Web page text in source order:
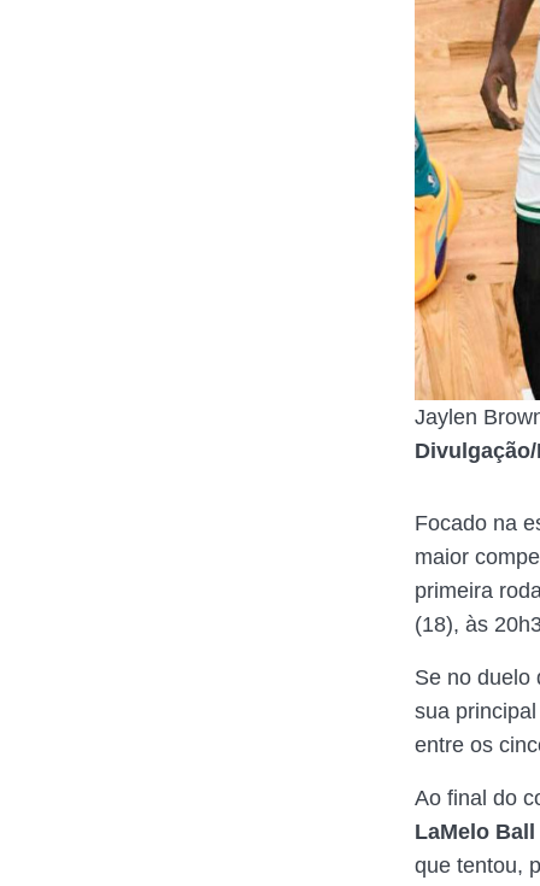
Jaylen
Focado na
maior
primeira
(18), às
Se no duelo
sua
entre os
Ao final do
LaMelo Ball
que tentou,